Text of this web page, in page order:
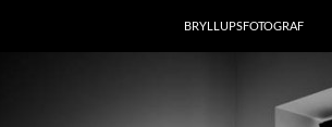
BRYLLUPSFOTOGRAF